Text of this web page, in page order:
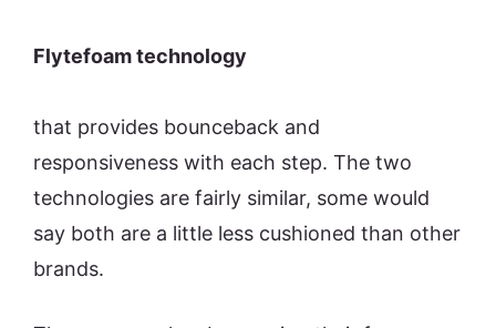
Flytefoam technology
that provides bounceback and
responsiveness with each step. The two
technologies are fairly similar, some would
say both are a little less cushioned than other
brands.